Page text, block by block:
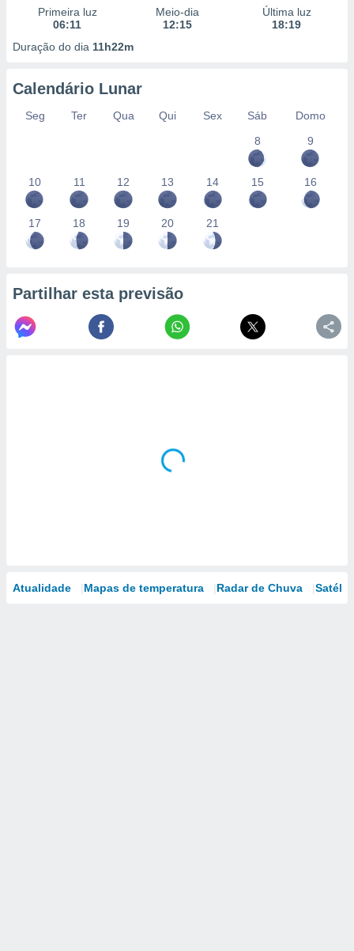
Primeira luz
06:11
Meio-dia
12:15
Última luz
18:19
Duração do dia 11h22m
Calendário Lunar
Seg Ter Qua Qui Sex Sáb
Domo
8
9
10 11 12 13 14 15 16
17 18 19 20 21
Partilhar esta previsão
Atualidade Mapas de temperatura Radar de Chuva